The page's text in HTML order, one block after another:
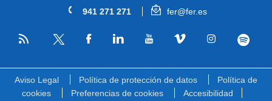
941 271 271 fer@fer.es
RSS
Aviso Legal Política de protección de datos
Política de
cookies
Preferencias de cookies
Accesibilidad